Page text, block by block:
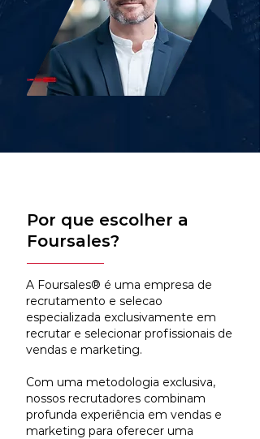
Por que escolher a
Foursales?
A Foursales® é uma empresa de
recrutamento e selecao
especializada exclusivamente em
recrutar e selecionar profissionais de
vendas e marketing.
Com uma metodologia exclusiva,
nossos recrutadores combinam
profunda experiência em vendas e
marketing para oferecer uma